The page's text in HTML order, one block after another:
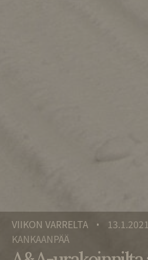
VIIKON VARRELTA • 13.1.2021
KANKAANPÄÄ